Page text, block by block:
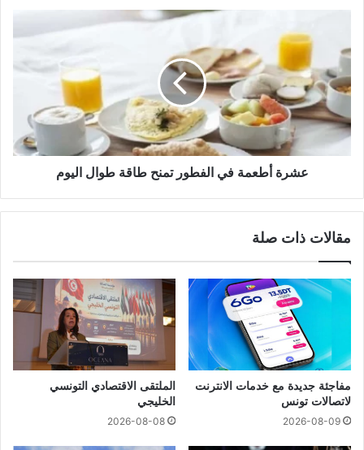
عشرة أطعمة في الفطور تمنح طاقة طوال اليوم
مقالات ذات صلة
مفاجئة جديدة مع خدمات الانترنت
لاتصالات تونس
2026-08-09
الملتقى الاقتصادي التونسي
الخليجي
2026-08-08